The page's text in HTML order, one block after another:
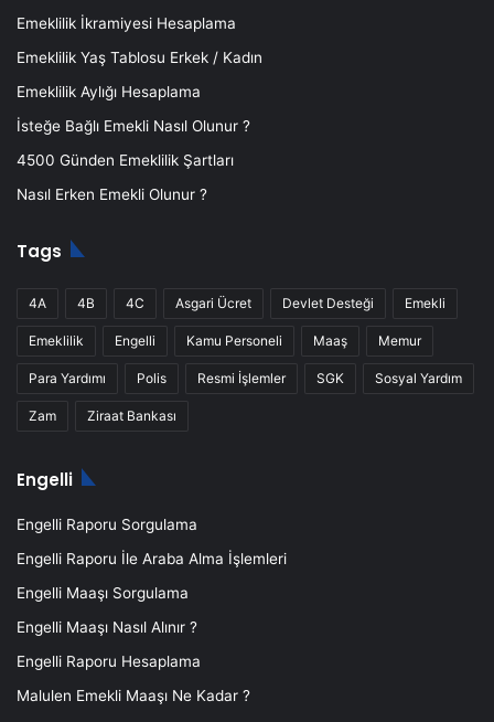
Emeklilik İkramiyesi Hesaplama
Emeklilik Yaş Tablosu Erkek / Kadın
Emeklilik Aylığı Hesaplama
İsteğe Bağlı Emekli Nasıl Olunur ?
4500 Günden Emeklilik Şartları
Nasıl Erken Emekli Olunur ?
Tags
4A 4B 4C Asgari Ücret Devlet Desteği Emekli
Emeklilik Engelli Kamu Personeli Maaş Memur
Para Yardımı Polis Resmi İşlemler SGK Sosyal Yardım
Zam Ziraat Bankası
Engelli
Engelli Raporu Sorgulama
Engelli Raporu İle Araba Alma İşlemleri
Engelli Maaşı Sorgulama
Engelli Maaşı Nasıl Alınır ?
Engelli Raporu Hesaplama
Malulen Emekli Maaşı Ne Kadar ?